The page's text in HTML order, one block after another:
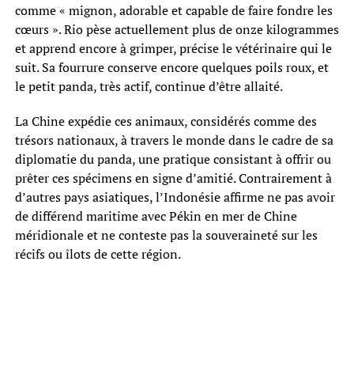
comme « mignon, adorable et capable de faire fondre les
cœurs ». Rio pèse actuellement plus de onze kilogrammes
et apprend encore à grimper, précise le vétérinaire qui le
suit. Sa fourrure conserve encore quelques poils roux, et
le petit panda, très actif, continue d’être allaité.
La Chine expédie ces animaux, considérés comme des
trésors nationaux, à travers le monde dans le cadre de sa
diplomatie du panda, une pratique consistant à offrir ou
prêter ces spécimens en signe d’amitié. Contrairement à
d’autres pays asiatiques, l’Indonésie affirme ne pas avoir
de différend maritime avec Pékin en mer de Chine
méridionale et ne conteste pas la souveraineté sur les
récifs ou îlots de cette région.